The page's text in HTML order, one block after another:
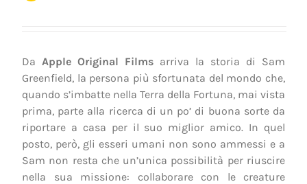
Da Apple Original Films arriva la storia di Sam
Greenfield, la persona più sfortunata del mondo che,
quando s’imbatte nella Terra della Fortuna, mai vista
prima, parte alla ricerca di un po’ di buona sorte da
riportare a casa per il suo miglior amico. In quel
posto, però, gli esseri umani non sono ammessi e a
Sam non resta che un’unica possibilità per riuscire
nella sua missione: collaborare con le creature